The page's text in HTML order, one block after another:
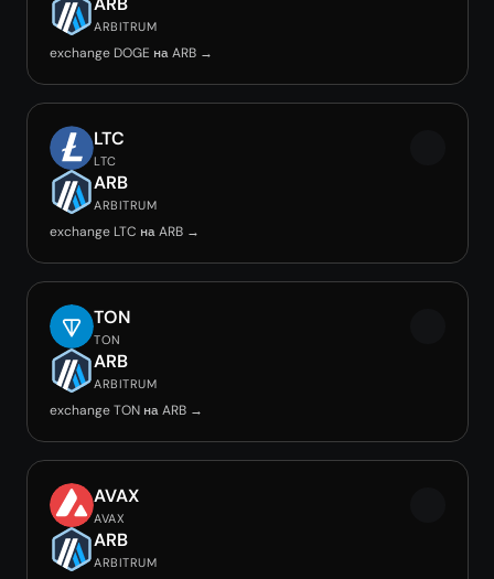
ARBITRUM
exchange DOGE на ARB →
LTC
LTC
ARB
ARBITRUM
exchange LTC на ARB →
TON
TON
ARB
ARBITRUM
exchange TON на ARB →
AVAX
AVAX
ARB
ARBITRUM